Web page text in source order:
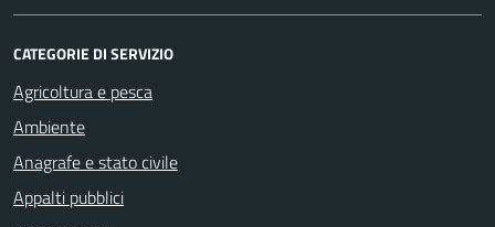
CATEGORIE DI SERVIZIO
Agricoltura e pesca
Ambiente
Anagrafe e stato civile
Appalti pubblici